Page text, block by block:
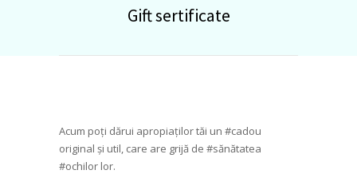
Gift sertificate
Acum poți dărui apropiaților tăi un #cadou
original și util, care are grijă de #sănătatea
#ochilor lor.